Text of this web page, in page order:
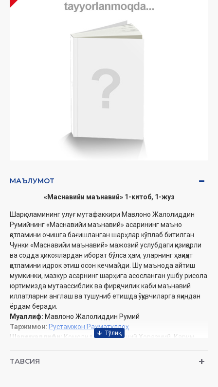
МАЪЛУМОТ
«Маснавийи маънавий» 1-китоб, 1-жуз
Шарқ оламининг улуғ мутафаккири Мавлоно Жалолиддин
Румийнинг «Маснавийи маънавий» асарининг маъно
қатламини очишга бағишланган шарҳлар кўплаб битилган.
Чунки «Маснавийи маънавий» мажозий услубдаги қизиқарли
ва содда ҳикоялардан иборат бўлса ҳам, уларнинг ҳақиқат
қатламини идрок этиш осон кечмайди. Шу маънода айтиш
мумкинки, мазкур асарнинг шарҳига асосланган ушбу рисола
юртимизда мутаассиблик ва фирқачилик каби маънавий
иллатларни англаш ва тушуниб етишда ўқувчиларга яқиндан
ёрдам беради.
Муаллиф: Мавлоно Жалолиддин Румий
Таржимон: Рустамжон Раҳматуллоҳ
Шарҳ муаллифи: Комолиддин Ҳусайний Хоразмий, Карим
Нашриёт:
ТАВСИЯ